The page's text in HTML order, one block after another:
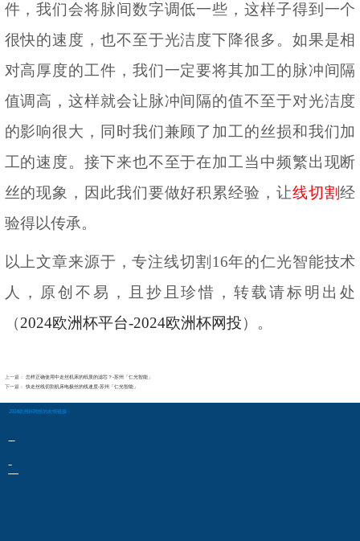
件，我们会将脉间数字调低一些，这样子得到一个
很快的速度，也不至于光洁度下降很多。如果是相
对高厚度的工件，我们一定要将其加工的脉冲间隔
值调高，这样就会让脉冲间隔的值不至于对光洁度
的影响很大，同时我们兼顾了加工的丝损和我们加
工的速度。接下来也不至于在加工当中频繁出现断
丝的现象，因此我们要做好积累经验，让线切割经
验得以传承。
以上文章来源于，专注线切割 16年的仁光智能技术
人，原创不易，且抄且珍惜，转载请标明出处
（2024欧洲杯平台-2024欧洲杯网投）。
上一篇： 怎样正确使用中走丝机床的纸质的滤芯？-苏州「仁光智能」
下一篇： 快走丝线切割机床电极丝的线速度-苏州「仁光智能」
2024欧洲杯网投的友情链接：